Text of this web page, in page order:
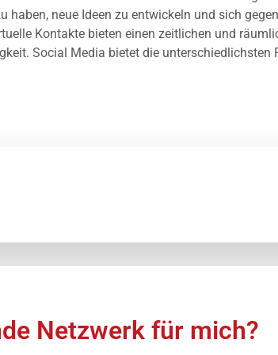
haben, neue Ideen zu entwickeln und sich
Kontakte bieten einen zeitlichen und
Social Media bietet die unterschiedlichsten
Netzwerk für mich?​